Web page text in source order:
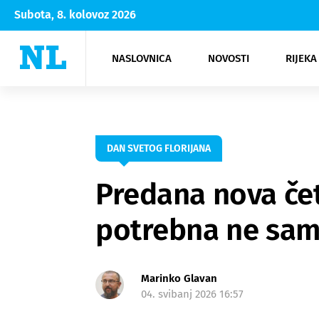
Subota, 8. kolovoz 2026
NASLOVNICA NOVOSTI
Rijeka Opatija
NK
Moda
Kultura
DAN SVETOG FLORIJANA
Predana nova
potrebna ne
Marinko Glavan
04. svibanj 2026 16:57